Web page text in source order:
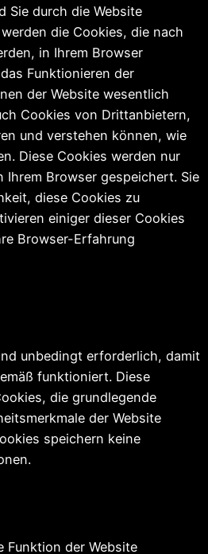
Sie durch die Website
die Cookies, die nach
in Ihrem Browser
Funktionieren der
der Website wesentlich
Cookies von Drittanbietern,
und verstehen können, wie
Diese Cookies werden nur
Ihrem Browser gespeichert. Sie
diese Cookies zu
einiger dieser Cookies
Browser-Erfahrung
unbedingt erforderlich, damit
funktioniert. Diese
die grundlegende
der Website
speichern keine
Funktion der Website